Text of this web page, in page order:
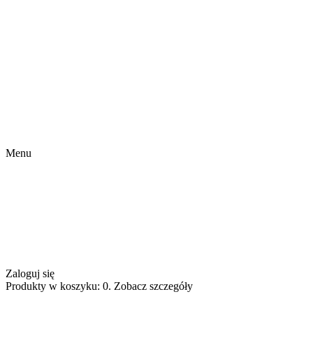
Menu
Zaloguj się
Produkty w koszyku: 0. Zobacz szczegóły